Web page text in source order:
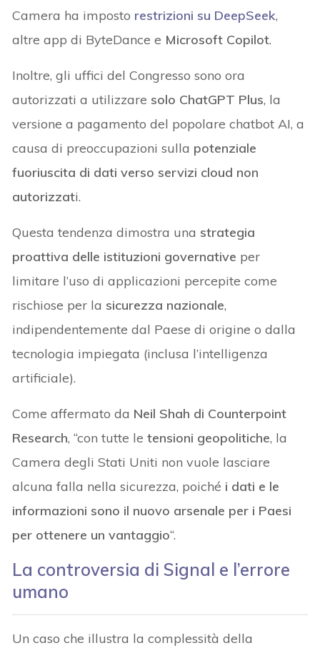
Camera ha imposto restrizioni su DeepSeek,
altre app di ByteDance e Microsoft Copilot.
Inoltre, gli uffici del Congresso sono ora
autorizzati a utilizzare solo ChatGPT Plus, la
versione a pagamento del popolare chatbot AI, a
causa di preoccupazioni sulla potenziale
fuoriuscita di dati verso servizi cloud non
autorizzati.
Questa tendenza dimostra una strategia
proattiva delle istituzioni governative per
limitare l’uso di applicazioni percepite come
rischiose per la sicurezza nazionale,
indipendentemente dal Paese di origine o dalla
tecnologia impiegata (inclusa l’intelligenza
artificiale).
Come affermato da Neil Shah di Counterpoint
Research, “con tutte le tensioni geopolitiche, la
Camera degli Stati Uniti non vuole lasciare
alcuna falla nella sicurezza, poiché i dati e le
informazioni sono il nuovo arsenale per i Paesi
per ottenere un vantaggio“.
La controversia di Signal e l’errore
umano
Un caso che illustra la complessità della